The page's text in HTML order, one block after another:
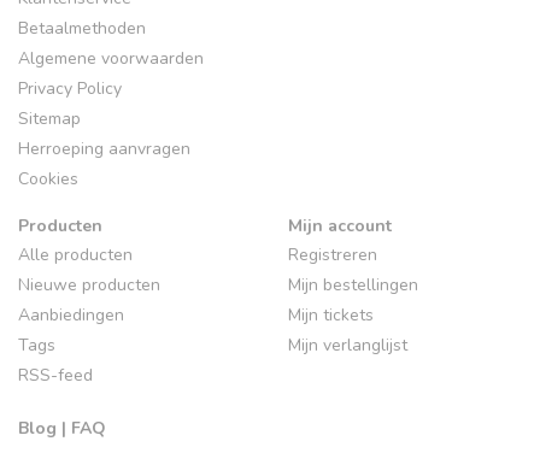
Betaalmethoden
Algemene voorwaarden
Privacy Policy
Sitemap
Herroeping aanvragen
Cookies
Producten
Alle producten
Nieuwe producten
Aanbiedingen
Tags
RSS-feed
Blog | FAQ
Mijn account
Registreren
Mijn bestellingen
Mijn tickets
Mijn verlanglijst